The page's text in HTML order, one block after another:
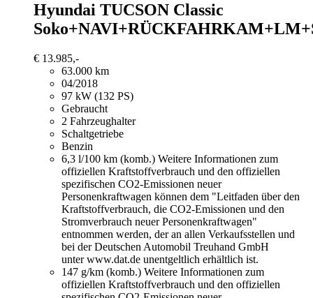
Hyundai TUCSON Classic
€ 13.985,-
63.000 km
04/2018
97 kW (132 PS)
Gebraucht
2 Fahrzeughalter
Schaltgetriebe
Benzin
6,3 l/100 km (komb.) Weitere Informationen zum
offiziellen Kraftstoffverbrauch und den offiziellen
spezifischen CO2-Emissionen neuer
Personenkraftwagen können dem "Leitfaden über den
Kraftstoffverbrauch, die CO2-Emissionen und den
Stromverbrauch neuer Personenkraftwagen"
entnommen werden, der an allen Verkaufsstellen und
bei der Deutschen Automobil Treuhand GmbH
unter www.dat.de unentgeltlich erhältlich ist.
147 g/km (komb.) Weitere Informationen zum
offiziellen Kraftstoffverbrauch und den offiziellen